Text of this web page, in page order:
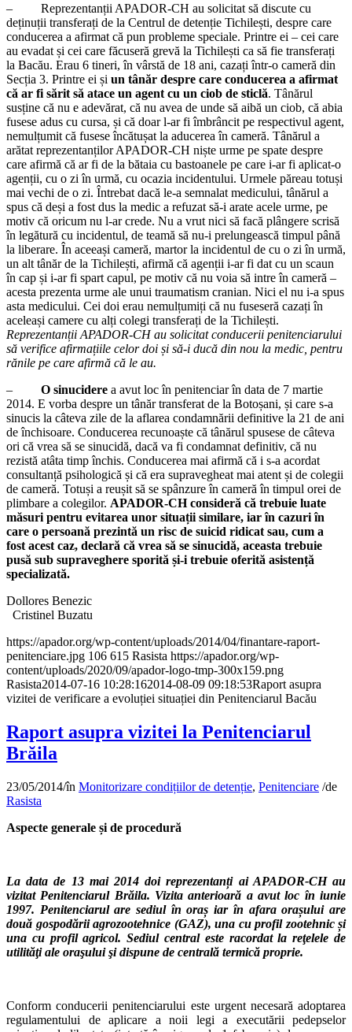
– Reprezentanții APADOR-CH au solicitat să discute cu
deținuții transferați de la Centrul de detenție Tichilești, despre care
conducerea a afirmat că pun probleme speciale. Printre ei – cei care
au evadat și cei care făcuseră grevă la Tichilești ca să fie transferați
la Bacău. Erau 6 tineri, în vârstă de 18 ani, cazați într-o cameră din
Secția 3. Printre ei și un tânăr despre care conducerea a afirmat
că ar fi sărit să atace un agent cu un ciob de sticlă. Tânărul
susține că nu e adevărat, că nu avea de unde să aibă un ciob, că abia
fusese adus cu cursa, și că doar l-ar fi îmbrâncit pe respectivul agent,
nemulțumit că fusese încătușat la aducerea în cameră. Tânărul a
arătat reprezentanților APADOR-CH niște urme pe spate despre
care afirmă că ar fi de la bătaia cu bastoanele pe care i-ar fi aplicat-o
agenții, cu o zi în urmă, cu ocazia incidentului. Urmele păreau totuși
mai vechi de o zi. Întrebat dacă le-a semnalat medicului, tânărul a
spus că deși a fost dus la medic a refuzat să-i arate acele urme, pe
motiv că oricum nu l-ar crede. Nu a vrut nici să facă plângere scrisă
în legătură cu incidentul, de teamă să nu-i prelungească timpul până
la liberare. În aceeași cameră, martor la incidentul de cu o zi în urmă,
un alt tânăr de la Tichilești, afirmă că agenții i-ar fi dat cu un scaun
în cap și i-ar fi spart capul, pe motiv că nu voia să intre în cameră –
acesta prezenta urme ale unui traumatism cranian. Nici el nu i-a spus
asta medicului. Cei doi erau nemulțumiți că nu fuseseră cazați în
aceleași camere cu alți colegi transferați de la Tichilești.
Reprezentanții APADOR-CH au solicitat conducerii penitenciarului
să verifice afirmațiile celor doi și să-i ducă din nou la medic, pentru
rănile pe care afirmă că le au.
– O sinucidere a avut loc în penitenciar în data de 7 martie
2014. E vorba despre un tânăr transferat de la Botoșani, și care s-a
sinucis la câteva zile de la aflarea condamnării definitive la 21 de ani
de închisoare. Conducerea recunoaște că tânărul spusese de câteva
ori că vrea să se sinucidă, dacă va fi condamnat definitiv, că nu
rezistă atâta timp închis. Conducerea mai afirmă că i s-a acordat
consultanță psihologică și că era supravegheat mai atent și de colegii
de cameră. Totuși a reușit să se spânzure în cameră în timpul orei de
plimbare a colegilor. APADOR-CH consideră că trebuie luate
măsuri pentru evitarea unor situații similare, iar în cazuri în
care o persoană prezintă un risc de suicid ridicat sau, cum a
fost acest caz, declară că vrea să se sinucidă, aceasta trebuie
pusă sub supraveghere sporită și-i trebuie oferită asistență
specializată.
Dollores Benezic
Cristinel Buzatu
https://apador.org/wp-content/uploads/2014/04/finantare-raport-
penitenciare.jpg 106 615 Rasista https://apador.org/wp-
content/uploads/2020/09/apador-logo-tmp-300x159.png
Rasista2014-07-16 10:28:162014-08-09 09:18:53Raport asupra
vizitei de verificare a evoluției situației din Penitenciarul Bacău
Raport asupra vizitei la Penitenciarul
Brăila
23/05/2014/în Monitorizare condițiilor de detenție, Penitenciare /de
Rasista
Aspecte generale și de procedură
La data de 13 mai 2014 doi reprezentanți ai APADOR-CH au
vizitat Penitenciarul Brăila. Vizita anterioară a avut loc în iunie
1997. Penitenciarul are sediul în oraș iar în afara orașului are
două gospodării agrozootehnice (GAZ), una cu profil zootehnic și
una cu profil agricol. Sediul central este racordat la reţelele de
utilităţi ale oraşului şi dispune de centrală termică proprie.
Conform conducerii penitenciarului este urgent necesară adoptarea
regulamentului de aplicare a noii legi a executării pedepselor